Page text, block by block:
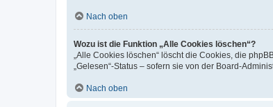
Nach oben
Wozu ist die Funktion „Alle Cookies löschen“?
„Alle Cookies löschen“ löscht die Cookies, die
„Gelesen“-Status – sofern sie von der Board-
Nach oben